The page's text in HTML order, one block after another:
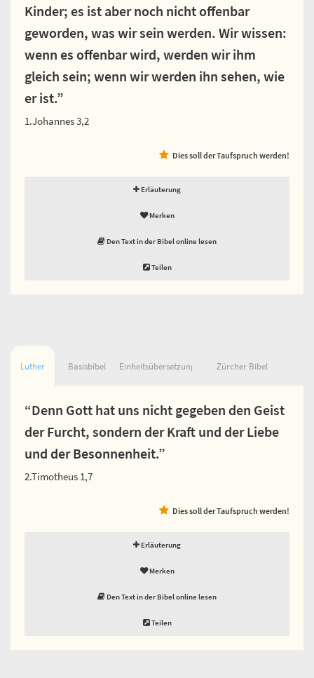
Kinder; es ist aber noch nicht offenbar
geworden, was wir sein werden. Wir wissen:
wenn es offenbar wird, werden wir ihm
gleich sein; wenn wir werden ihn sehen, wie
er ist.”
1.Johannes 3,2
Dies soll der Taufspruch werden!
Erläuterung
Merken
Den Text in der Bibel online lesen
Teilen
Luther Basisbibel Einheitsübersetzung Zürcher Bibel
“Denn Gott hat uns nicht gegeben den Geist
der Furcht, sondern der Kraft und der Liebe
und der Besonnenheit.”
2.Timotheus 1,7
Dies soll der Taufspruch werden!
Erläuterung
Merken
Den Text in der Bibel online lesen
Teilen